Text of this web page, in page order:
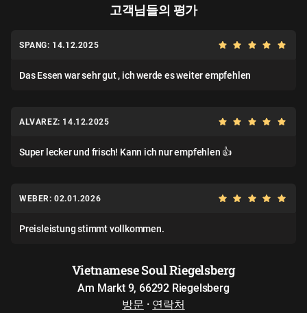
고객님들의 평가
SPANG: 14.12.2025
Das Essen war sehr gut , ich werde es weiter empfehlen
ALVAREZ: 14.12.2025
Super lecker und frisch! Kann ich nur empfehlen 👍
WEBER: 02.01.2026
Preisleistung stimmt vollkommen.
Vietnamese Soul Riegelsberg
Am Markt 9, 66292 Riegelsberg
방문 · 연락처